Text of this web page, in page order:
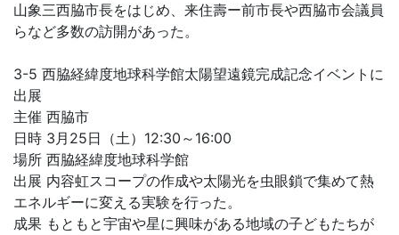
山象三西脇市長をはじめ、来住壽ー前市長や西脇市会議員
らなど多数の訪開があった。
3-5 西脇経緯度地球科学館太陽望遠鏡完成記念イベントに
出展
主催 西脇市
日時 3月25日（土）12:30～16:00
場所 西脇経緯度地球科学館
出展 内容虹スコープの作成や太陽光を虫眼鎖で集めて熱
エネルギーに変える実験を行った。
成果 もともと宇宙や星に興味がある地域の子どもたちが